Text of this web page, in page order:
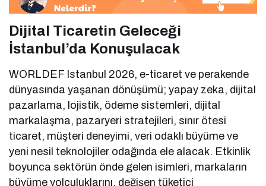
Dijital Ticaretin Geleceği
İstanbul’da Konuşulacak
WORLDEF Istanbul 2026, e-ticaret ve perakende
dünyasında yaşanan dönüşümü; yapay zeka, dijital
pazarlama, lojistik, ödeme sistemleri, dijital
markalaşma, pazaryeri stratejileri, sınır ötesi
ticaret, müşteri deneyimi, veri odaklı büyüme ve
yeni nesil teknolojiler odağında ele alacak. Etkinlik
boyunca sektörün önde gelen isimleri, markaların
büyüme yolculuklarını, değişen tüketici